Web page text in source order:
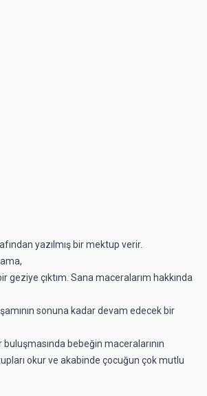
yazılmış bir mektup verir.
geziye çıktım. Sana maceralarım hakkında
sonuna kadar devam edecek bir
buluşmasında bebeğin maceralarının
okur ve akabinde çocuğun çok mutlu